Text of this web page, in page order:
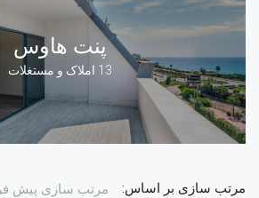
پنت هاوس
13 املاک و مستغلات
مرتب سازی بر اساس: مرتب سازی پیش